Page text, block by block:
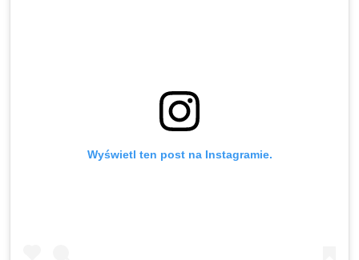
Wyświetl ten post na Instagramie.